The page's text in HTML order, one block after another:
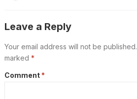
Leave a Reply
Your email address will not be published.
marked *
Comment *